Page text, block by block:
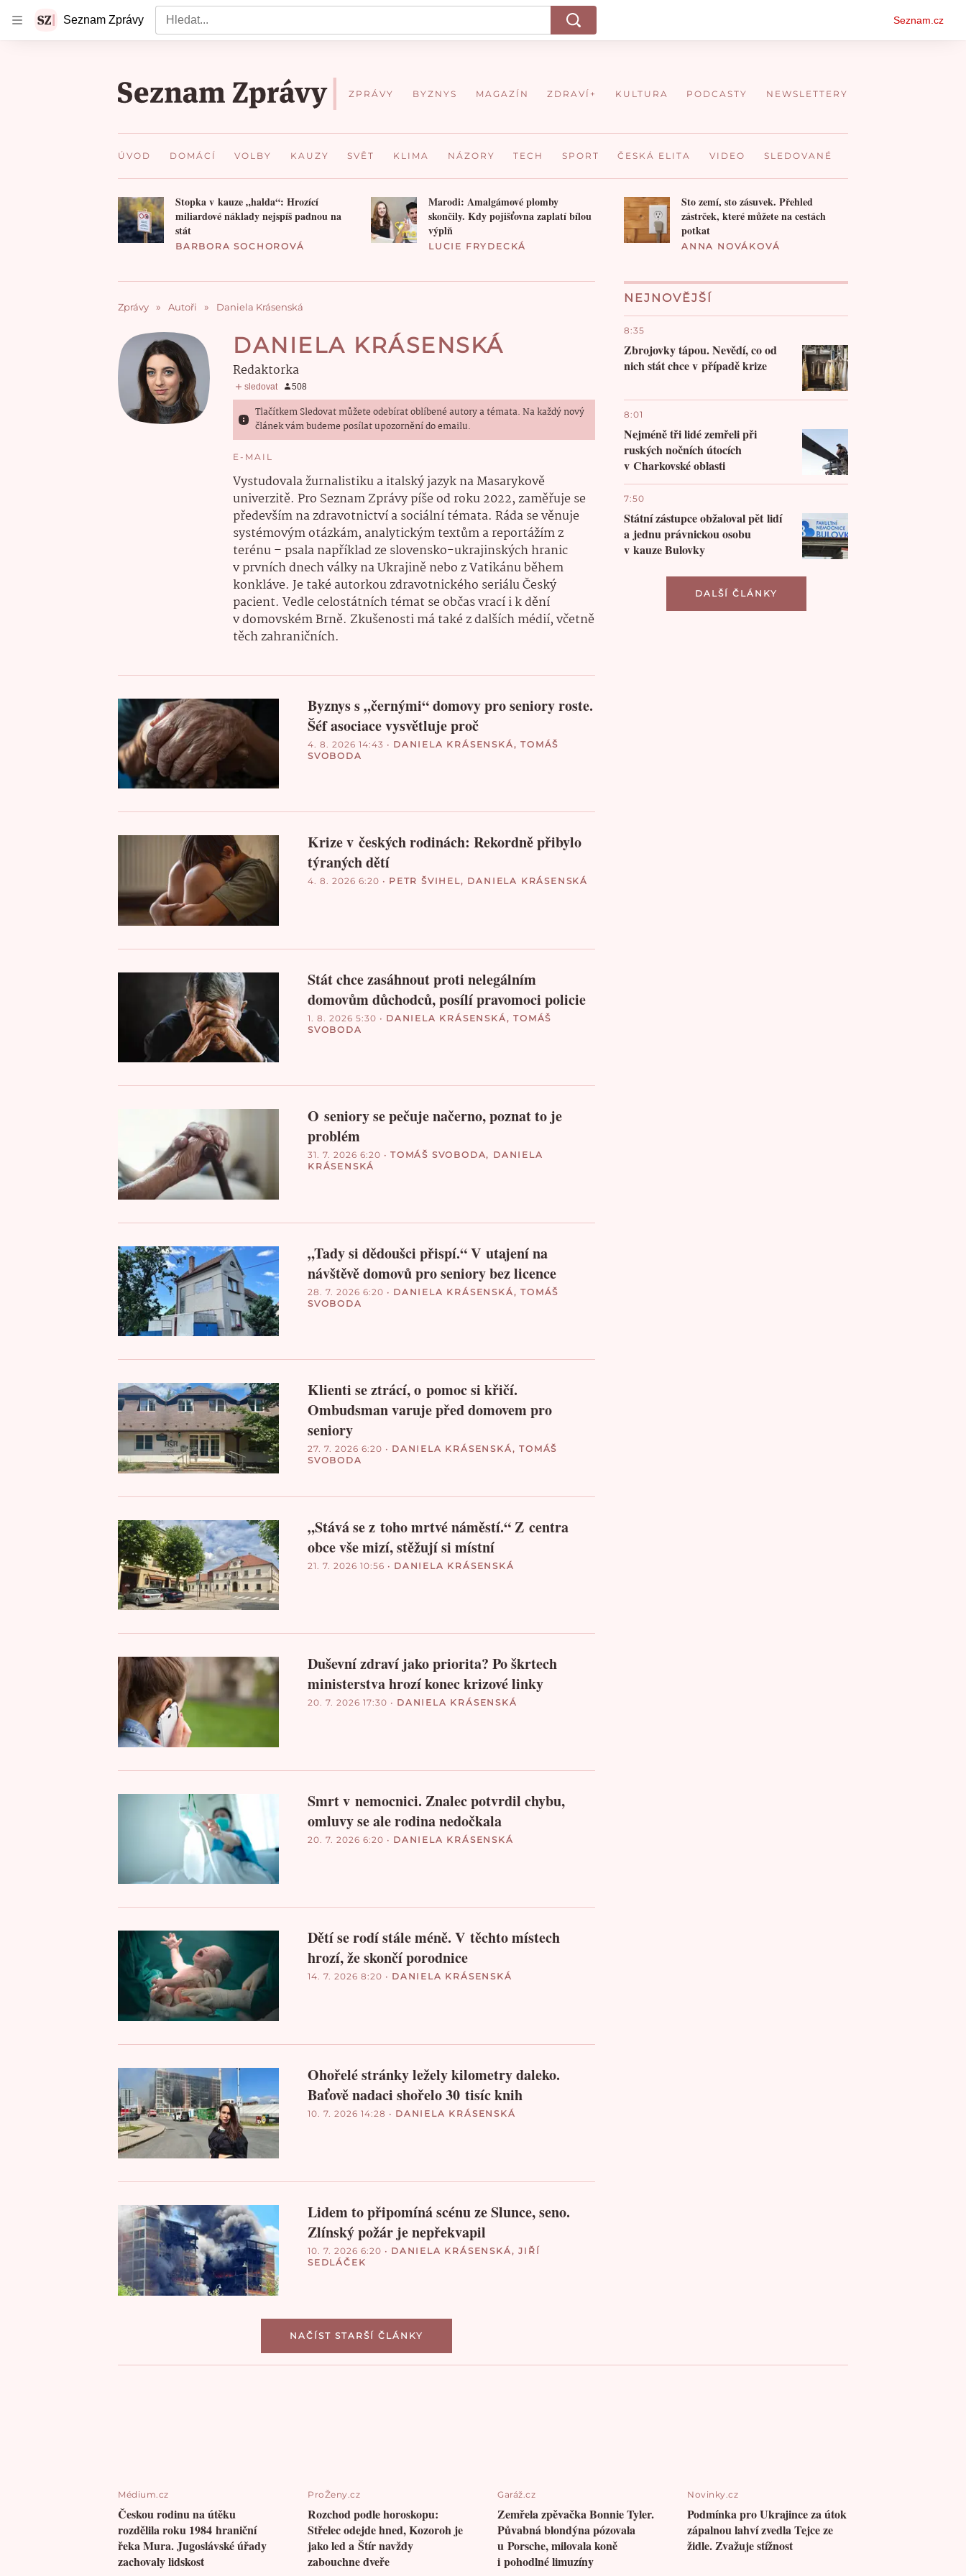
Seznam Zprávy
Vyhledat
Seznam.cz
ZPRÁVY BYZNYS MAGAZÍN ZDRAVÍ+ KULTURA PODCASTY NEWSLETTERY
ÚVOD DOMÁCÍ VOLBY KAUZY SVĚT KLIMA NÁZORY TECH SPORT ČESKÁ ELITA VIDEO SLEDOVANÉ
Stopka v kauze „halda“: Hrozící
miliardové náklady nejspíš padnou na
stát
BARBORA SOCHOROVÁ
Marodi: Amalgámové plomby
skončily. Kdy pojišťovna zaplatí bílou
výplň
LUCIE FRYDECKÁ
Sto zemí, sto zásuvek. Přehled
zástrček, které můžete na cestách
potkat
ANNA NOVÁKOVÁ
Zprávy Autoři Daniela Krásenská
DANIELA KRÁSENSKÁ
redaktorka
Tlačítkem Sledovat můžete odebírat oblíbené autory a témata. Na každý nový
článek vám budeme posílat upozornění do emailu.
E-MAIL
Vystudovala žurnalistiku a italský jazyk na Masarykově
univerzitě. Pro Seznam Zprávy píše od roku 2022, zaměřuje se
především na zdravotnictví a sociální témata. Ráda se věnuje
systémovým otázkám, analytickým textům a reportážím z
terénu – psala například ze slovensko-ukrajinských hranic
v prvních dnech války na Ukrajině nebo z Vatikánu během
konkláve. Je také autorkou zdravotnického seriálu Český
pacient. Vedle celostátních témat se občas vrací i k dění
v domovském Brně. Zkušenosti má také z dalších médií, včetně
těch zahraničních.
Byznys s „černými“ domovy pro seniory roste.
Šéf asociace vysvětluje proč
4. 8. 2026 14:43 • DANIELA KRÁSENSKÁ ,TOMÁŠ
SVOBODA
Krize v českých rodinách: Rekordně přibylo
týraných dětí
4. 8. 2026 6:20 • PETR ŠVIHEL , DANIELA KRÁSENSKÁ
Stát chce zasáhnout proti nelegálním
domovům důchodců, posílí pravomoci policie
1. 8. 2026 5:30 • DANIELA KRÁSENSKÁ ,TOMÁŠ
SVOBODA
O seniory se pečuje načerno, poznat to je
problém
31. 7. 2026 6:20 • TOMÁŠ SVOBODA, DANIELA
KRÁSENSKÁ
„Tady si dědoušci přispí.“ V utajení na
návštěvě domovů pro seniory bez licence
28. 7. 2026 6:20 • DANIELA KRÁSENSKÁ ,TOMÁŠ
SVOBODA
Klienti se ztrácí, o pomoc si křičí.
Ombudsman varuje před domovem pro
seniory
27. 7. 2026 6:20 • DANIELA KRÁSENSKÁ ,TOMÁŠ
SVOBODA
„Stává se z toho mrtvé náměstí.“ Z centra
obce vše mizí, stěžují si místní
21. 7. 2026 10:56 • DANIELA KRÁSENSKÁ
Duševní zdraví jako priorita? Po škrtech
ministerstva hrozí konec krizové linky
20. 7. 2026 17:30 • DANIELA KRÁSENSKÁ
Smrt v nemocnici. Znalec potvrdil chybu,
omluvy se ale rodina nedočkala
20. 7. 2026 6:20 • DANIELA KRÁSENSKÁ
Dětí se rodí stále méně. V těchto místech
hrozí, že skončí porodnice
14. 7. 2026 8:20 • DANIELA KRÁSENSKÁ
Ohořelé stránky ležely kilometry daleko.
Baťově nadaci shořelo 30 tisíc knih
10. 7. 2026 14:28 • DANIELA KRÁSENSKÁ
Lidem to připomíná scénu ze Slunce, seno.
Zlínský požár je nepřekvapil
10. 7. 2026 6:20 • DANIELA KRÁSENSKÁ,JIŘÍ
SEDLÁČEK
NAČÍST STARŠÍ ČLÁNKY
NEJNOVĚJŠÍ
8:35
Zbrojovky tápou. Nevědí, co od
nich stát chce v případě krize
8:01
Nejméně tři lidé zemřeli při
ruských nočních útocích
v Charkovské oblasti
7:50
Státní zástupce obžaloval pět lidí
a jednu právnickou osobu
v kauze Bulovky
DALŠÍ ČLÁNKY
Médium.cz
Českou rodinu na útěku
rozdělila roku 1984 hraniční
řeka Mura. Jugoslávské úřady
zachovaly lidskost
ProŽeny.cz
Rozchod podle horoskopu:
Střelec odejde hned, Kozoroh je
jako led a Štír navždy
zabouchne dveře
Garáž.cz
Zemřela zpěvačka Bonnie Tyler.
Půvabná blondýna pózovala
u Porsche, milovala koně
i pohodlné limuzíny
Novinky.cz
Podmínka pro Ukrajince za útok
zápalnou lahví zvedla Tejce ze
židle. Zvažuje stížnost